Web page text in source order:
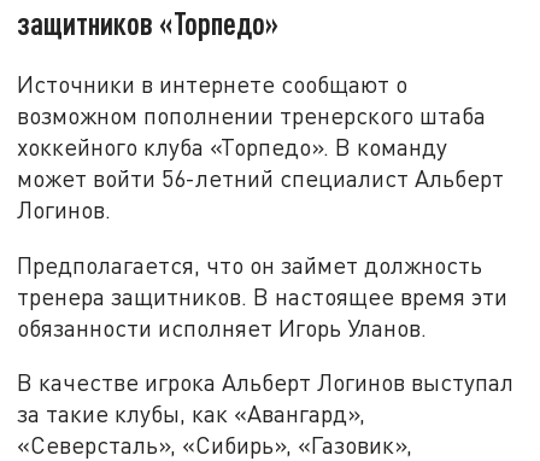
защитников «Торпедо»
Источники в интернете сообщают о
возможном пополнении тренерского штаба
хоккейного клуба «Торпедо». В команду
может войти 56-летний специалист Альберт
Логинов.
Предполагается, что он займет должность
тренера защитников. В настоящее время эти
обязанности исполняет Игорь Уланов.
В качестве игрока Альберт Логинов выступал
за такие клубы, как «Авангард»,
«Северсталь», «Сибирь», «Газовик»,